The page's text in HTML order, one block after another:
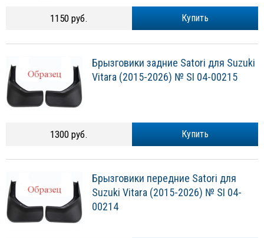
Купить
1150 руб.
Брызговики задние Satori для Suzuki
Vitara (2015-2026) № SI 04-00215
Купить
1300 руб.
Брызговики передние Satori для
Suzuki Vitara (2015-2026) № SI 04-
00214